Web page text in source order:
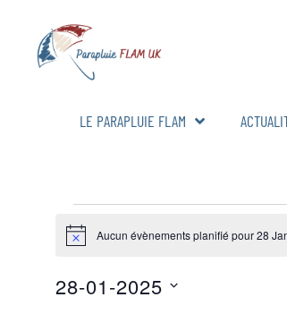
LE PARAPLUIE FLAM
Notice Aucun évènements planifié pour 28
28-01-2025